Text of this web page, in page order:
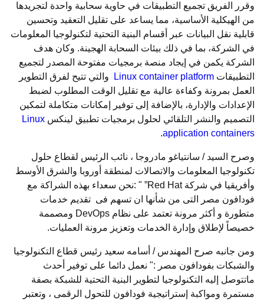
وقرر الفريق تجميع التطبيقات في حاوية سحابية واحدة لتجريدها
من الهيكلية الأساسية، مما يساعد على تقليل التعقيد وتحسين
قابلية نقل البيانات عبر أقسام البنية التحتية لتكنولوجيا المعلومات
في الشركة، بما في ذلك بيئات السحابة الهجينة. وكان هدف
الشركة يكمن في إيجاد منصة برمجيات مفتوحة المصدر لتجميع
التطبيقاتLinux container platform
والتي تتيح لفرق التطوير
العمل بمرونة وكفاءة عالية مع تقليل الوقت المطلوب لضبط
الإعدادات والإدارة، بالإضافة إلى توفير إمكانات متكاملة لتمكين
التصميم والنشر التلقائي لحلول برمجيات تطبيق لينكسLinux
application containers
.
وصرح السيد / سانتياغو مادروجا ، نائب الرئيس لقطاع حلول
تكنولوجيا المعلومات والاتصالات لمنطقة أوروبا والشرق الأوسط
وأفريقيا في شركة Red Hat” " :نحن سعداء بهذه الشراكة مع
فودافون مصر التى من شأنها ان تسهم فى تقديم خدمات
متطورة و أكثر مرونة تعتمد على نظام DevOps ومصممة
خصيصاً لإطلاق وإدارة الخدمات وتعزيز مرونة العمليات.
ومن جانبه صرح المهندس / أسامه سعيد رئيس قطاع التكنولوجيا
والشبكات بفودافون مصر :" نعمل دائما على توفير أحدث
ماتتوصل إليه التكنولوجيا لتطوير البنية التحتية للشبكة بصفة
مستمرة ومواكبة إستراتيجية فودافون للتحول الرقمى ، وتعتبر